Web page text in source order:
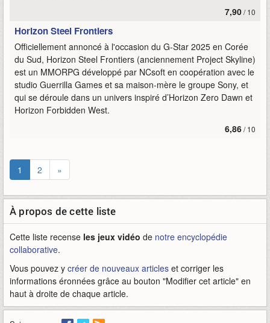
7,90/ 10
Horizon Steel Frontiers
Officiellement annoncé à l'occasion du G-Star 2025 en Corée
du Sud, Horizon Steel Frontiers (anciennement Project Skyline)
est un MMORPG développé par NCsoft en coopération avec le
studio Guerrilla Games et sa maison-mère le groupe Sony, et
qui se déroule dans un univers inspiré d’Horizon Zero Dawn et
Horizon Forbidden West.
6,86/ 10
1 2 »
À propos de cette liste
Cette liste recense les jeux vidéo de notre encyclopédie
collaborative.
Vous pouvez y créer de nouveaux articles et corriger les
informations éronnées grâce au bouton "Modifier cet article" en
haut à droite de chaque article.